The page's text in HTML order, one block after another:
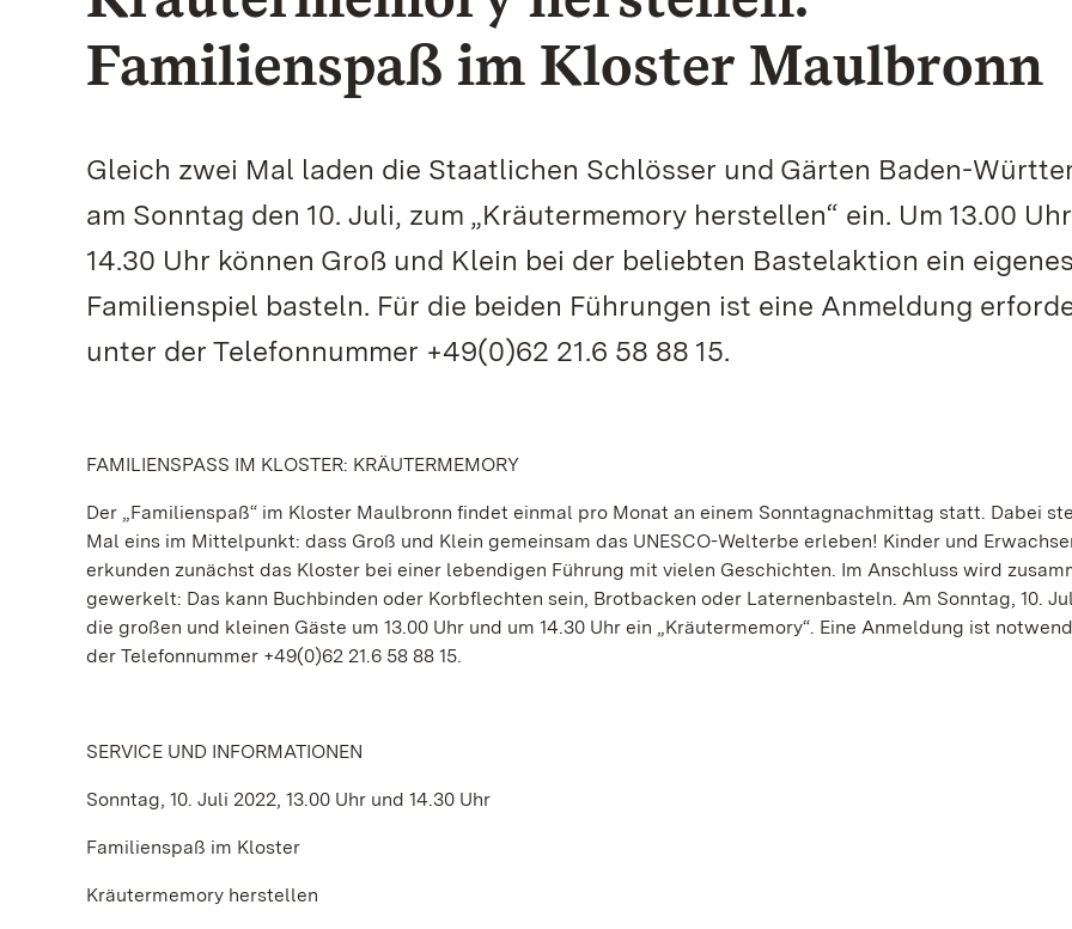
Familienspaß im Kloster Maulbronn
Gleich zwei Mal laden die Staatlichen Schlösser und Gärten Baden-
am Sonntag den 10. Juli, zum „Kräutermemory herstellen“ ein. Um 13.00
14.30 Uhr können Groß und Klein bei der beliebten Bastelaktion ein eigenes
Familienspiel basteln. Für die beiden Führungen ist eine Anmeldung
unter der Telefonnummer +49(0)62 21.6 58 88 15.
FAMILIENSPASS IM KLOSTER: KRÄUTERMEMORY
Der „Familienspaß“ im Kloster Maulbronn findet einmal pro Monat an einem Sonntagnachmittag statt. Dabei
Mal eins im Mittelpunkt: dass Groß und Klein gemeinsam das UNESCO-Welterbe erleben! Kinder und
erkunden zunächst das Kloster bei einer lebendigen Führung mit vielen Geschichten. Im Anschluss wird
gewerkelt: Das kann Buchbinden oder Korbflechten sein, Brotbacken oder Laternenbasteln. Am Sonntag, 10.
die großen und kleinen Gäste um 13.00 Uhr und um 14.30 Uhr ein „Kräutermemory“. Eine Anmeldung ist
der Telefonnummer +49(0)62 21.6 58 88 15.
SERVICE UND INFORMATIONEN
Sonntag, 10. Juli 2022, 13.00 Uhr und 14.30 Uhr
Familienspaß im Kloster
Kräutermemory herstellen